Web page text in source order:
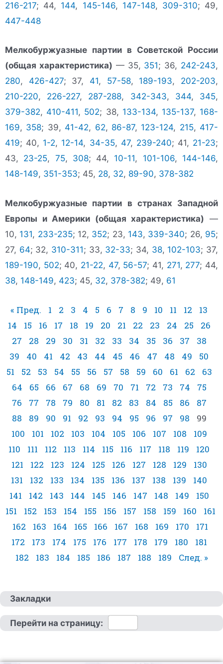
216-217; 44, 144, 145-146, 147-148, 309-310; 49,
447-448
Мелкобуржуазные партии в Советской России
(общая характеристика) — 35, 351; 36, 242-243,
280, 426-427; 37, 41, 57-58, 189-193, 202-203,
210-220, 226-227, 287-288, 342-343, 344, 345,
379-382, 410-411, 502; 38, 133-134, 135-137, 168-
169, 358; 39, 41-42, 62, 86-87, 123-124, 215, 417-
419; 40, 1-2, 12-14, 34-35, 47, 239-240; 41, 21-23;
43, 23-25, 75, 308; 44, 10-11, 101-106, 144-146,
148-149, 351-353; 45, 28, 32, 89-90, 378-382
Мелкобуржуазные партии в странах Западной
Европы и Америки (общая характеристика) —
10, 131, 233-235; 12, 352; 23, 143, 339-340; 26, 95;
27, 64; 32, 310-311; 33, 32-33; 34, 38, 102-103; 37,
189-190, 502; 40, 21-22, 47, 56-57; 41, 271, 277; 44,
38, 148-149, 423; 45, 32, 378-382; 49, 61
« Пред. 1 2 3 4 5 6 7 8 9 10 11 12
13
14
15 16 17 18 19 20 21 22 23 24 25
26
27
28 29 30 31 32 33 34 35 36 37
38
39
40 41 42 43 44 45 46 47 48 49
50
51
52 53 54 55 56 57 58 59 60 61 62
63
64
65 66 67 68 69 70 71 72 73 74
75
76
77 78 79 80 81 82 83 84 85 86
87
88
89 90 91 92 93 94 95 96 97 98
99
100
101 102 103 104 105 106 107 108
109
110
111 112 113 114 115 116 117 118 119
120
121
122 123 124 125 126 127 128 129
130
131
132 133 134 135 136 137 138 139
140
141
142 143 144 145 146 147 148 149
150
151
152 153 154 155 156 157 158 159 160
161
162
163 164 165 166 167 168 169 170
171
172
173 174 175 176 177 178 179 180
181
182
183 184 185 186 187 188 189 След. »
Закладки
Перейти на страницу: